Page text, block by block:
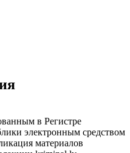
в Регистре
электронным средством
материалов